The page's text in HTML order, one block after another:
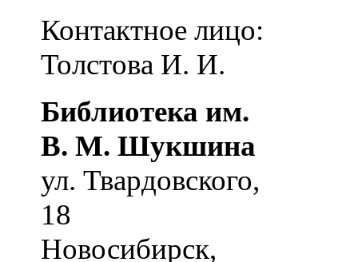
Контактное лицо:
Толстова И. И.
Библиотека им.
В. М. Шукшина
ул. Твардовского,
18
Новосибирск,